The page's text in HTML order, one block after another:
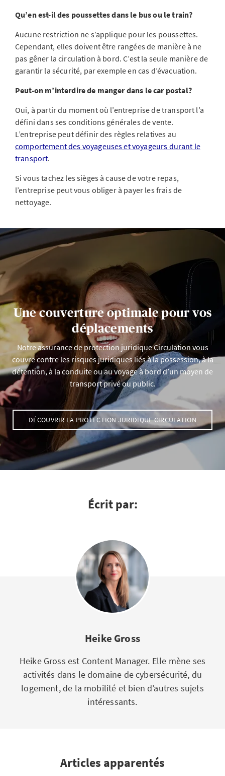
Qu’en est-il des poussettes dans le bus ou le train?
Aucune restriction ne s’applique pour les poussettes.
Cependant, elles doivent être rangées de manière à ne
pas gêner la circulation à bord. C’est la seule manière de
garantir la sécurité, par exemple en cas d’évacuation.
Peut-on m’interdire de manger dans le car postal?
Oui, à partir du moment où l’entreprise de transport l’a
défini dans ses conditions générales de vente.
L’entreprise peut définir des règles relatives au
comportement des voyageuses et voyageurs durant le
transport.
Si vous tachez les sièges à cause de votre repas,
l’entreprise peut vous obliger à payer les frais de
nettoyage.
Une couverture optimale pour vos
déplacements
Notre assurance de protection juridique Circulation vous
couvre contre les risques juridiques liés à la possession, à la
détention, à la conduite ou au voyage à bord d’un moyen de
transport privé ou public.
DÉCOUVRIR LA PROTECTION JURIDIQUE CIRCULATION
Écrit par:
Heike Gross
Heike Gross est Content Manager. Elle mène ses
activités dans le domaine de cybersécurité, du
logement, de la mobilité et bien d’autres sujets
intéressants.
Articles apparentés